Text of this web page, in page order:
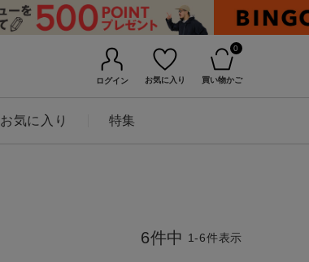
ログイン お気に入り
0
買い物かご
お気に入り 特集
6件中 1-6件表示